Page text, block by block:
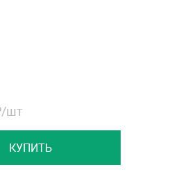
шт
КУПИТЬ